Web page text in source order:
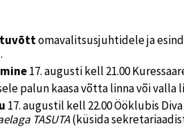
omavalitsusjuhtidele ja
17. augusti kell 21.00
palun kaasa võtta linna või valla
17. augustil kell 22.00 Ööklubis
TASUTA(küsida